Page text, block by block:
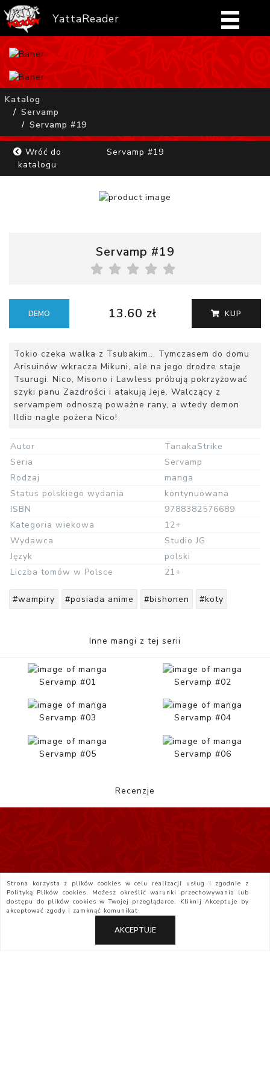
YattaReader
Home
FAQ
Mangi
Katalog
Servamp
Servamp #19
Wróć do
katalogu
Servamp #19
Servamp #19
DEMO 13.60 zł KUP
Tokio czeka walka z Tsubakim... Tymczasem do domu
Arisuinów wkracza Mikuni, ale na jego drodze staje
Tsurugi. Nico, Misono i Lawless próbują pokrzyżować
szyki panu Zazdrości i atakują Jeje. Walczący z
servampem odnoszą poważne rany, a wtedy demon
Ildio nagle pożera Nico!
Autor
TanakaStrike
Seria
Servamp
Rodzaj
manga
Status polskiego wydania
kontynuowana
ISBN
9788382576689
Kategoria wiekowa
12+
Wydawca
Studio JG
Język
polski
Liczba tomów w Polsce
21+
#wampiry #posiada anime #bishonen #koty
Inne mangi z tej serii
Servamp #01 Servamp #02
Servamp #03 Servamp #04
Servamp #05 Servamp #06
Recenzje
Strona korzysta z plików cookies w celu realizacji usług i zgodnie z
Polityką Plików cookies. Możesz określić warunki przechowywania lub
dostępu do plików cookies w Twojej przeglądarce. KliknijAkceptuje by
akceptować zgody i zamknąć komunikat
AKCEPTUJE